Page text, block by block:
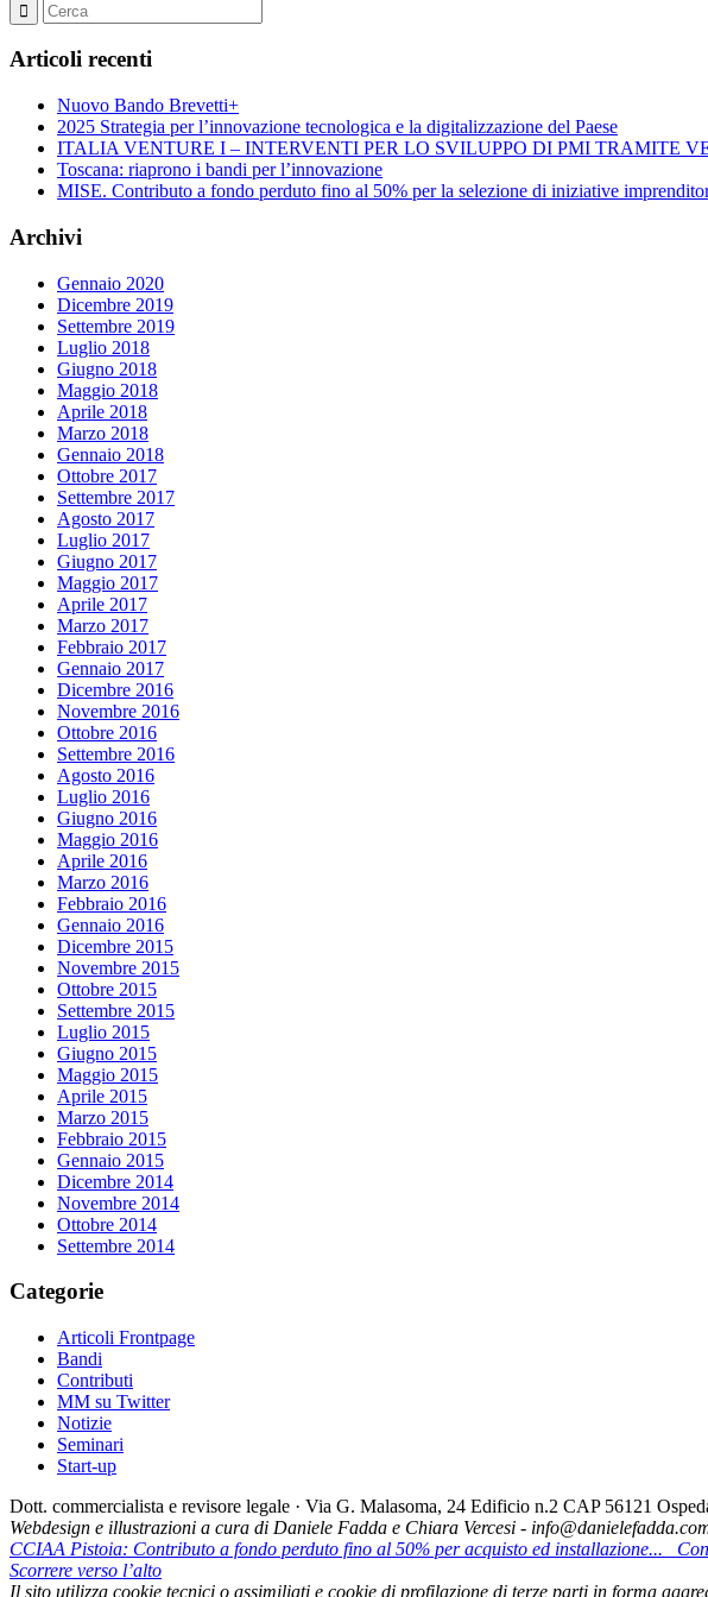
Articoli recenti
Nuovo Bando Brevetti+
2025 Strategia per l’innovazione tecnologica e la digitalizzazione del Paese
ITALIA VENTURE I – INTERVENTI PER LO SVILUPPO DI PMI TRAMITE
Toscana: riaprono i bandi per l’innovazione
MISE. Contributo a fondo perduto fino al 50% per la selezione di iniziative
Archivi
Gennaio 2020
Dicembre 2019
Settembre 2019
Luglio 2018
Giugno 2018
Maggio 2018
Aprile 2018
Marzo 2018
Gennaio 2018
Ottobre 2017
Settembre 2017
Agosto 2017
Luglio 2017
Giugno 2017
Maggio 2017
Aprile 2017
Marzo 2017
Febbraio 2017
Gennaio 2017
Dicembre 2016
Novembre 2016
Ottobre 2016
Settembre 2016
Agosto 2016
Luglio 2016
Giugno 2016
Maggio 2016
Aprile 2016
Marzo 2016
Febbraio 2016
Gennaio 2016
Dicembre 2015
Novembre 2015
Ottobre 2015
Settembre 2015
Luglio 2015
Giugno 2015
Maggio 2015
Aprile 2015
Marzo 2015
Febbraio 2015
Gennaio 2015
Dicembre 2014
Novembre 2014
Ottobre 2014
Settembre 2014
Categorie
Articoli Frontpage
Bandi
Contributi
MM su Twitter
Notizie
Seminari
Start-up
Dott. commercialista e revisore legale · Via G. Malasoma, 24 Edificio n.2 CAP 56121
Webdesign e illustrazioni a cura di Daniele Fadda e Chiara Vercesi -
CCIAA Pistoia: Contributo a fondo perduto fino al 50% per acquisto ed installazione...
Scorrere verso l’alto
Il sito utilizza cookie tecnici o assimiliati e cookie di profilazione di terze parti in forma